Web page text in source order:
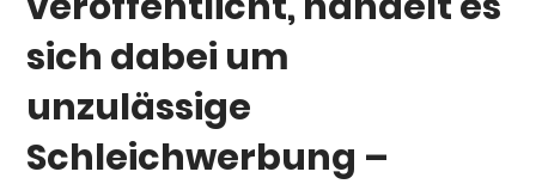
sich dabei um
unzulässige
Schleichwerbung –